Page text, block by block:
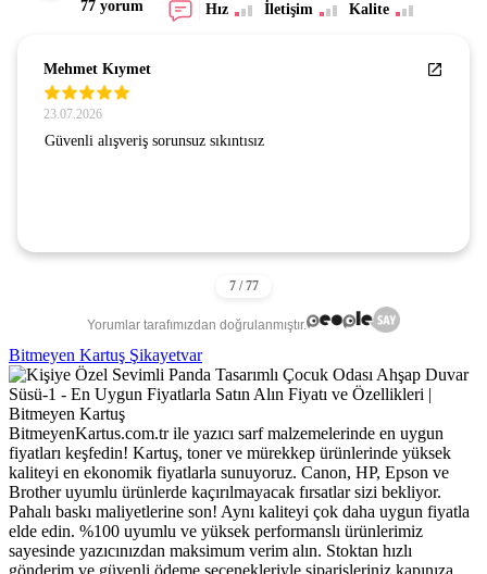
77 yorum Hız İletişim Kalite
Mehmet Kıymet
23.07.2026
Güvenli alışveriş sorunsuz sıkıntısız
Yorumlar tarafımızdan doğrulanmıştır.
Bitmeyen Kartuş Şikayetvar
BitmeyenKartus.com.tr ile yazıcı sarf malzemelerinde en uygun
fiyatları keşfedin! Kartuş, toner ve mürekkep ürünlerinde yüksek
kaliteyi en ekonomik fiyatlarla sunuyoruz. Canon, HP, Epson ve
Brother uyumlu ürünlerde kaçırılmayacak fırsatlar sizi bekliyor.
Pahalı baskı maliyetlerine son! Aynı kaliteyi çok daha uygun fiyatla
elde edin. %100 uyumlu ve yüksek performanslı ürünlerimiz
sayesinde yazıcınızdan maksimum verim alın. Stoktan hızlı
gönderim ve güvenli ödeme seçenekleriyle siparişleriniz kapınıza